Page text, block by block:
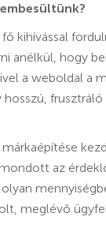
kihívással
anélkül, hogy
a weboldal a
hosszú,
az
meglévő